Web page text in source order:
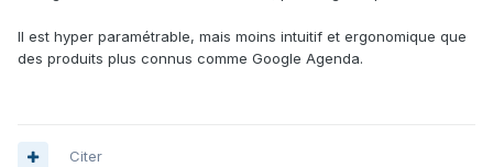
Il est hyper paramétrable, mais moins intuitif et ergonomique que
des produits plus connus comme Google Agenda.
Citer